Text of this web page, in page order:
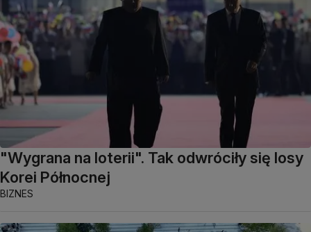
"Wygrana na loterii". Tak odwróciły się losy
Korei Północnej
BIZNES